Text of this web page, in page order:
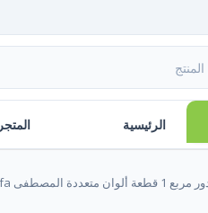
الرئيسية المتجر